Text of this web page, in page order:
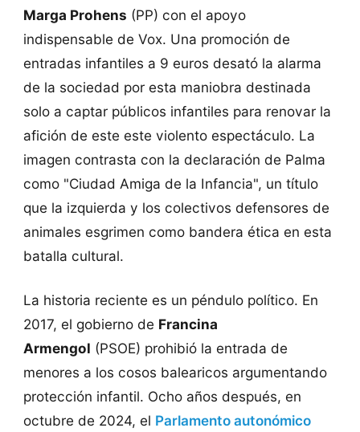
Marga Prohens (PP) con el apoyo
indispensable de Vox. Una promoción de
entradas infantiles a 9 euros desató la alarma
de la sociedad por esta maniobra destinada
solo a captar públicos infantiles para renovar la
afición de este este violento espectáculo. La
imagen contrasta con la declaración de Palma
como "Ciudad Amiga de la Infancia", un título
que la izquierda y los colectivos defensores de
animales esgrimen como bandera ética en esta
batalla cultural.
La historia reciente es un péndulo político. En
2017, el gobierno de Francina
Armengol (PSOE) prohibió la entrada de
menores a los cosos balearicos argumentando
protección infantil. Ocho años después, en
octubre de 2024, el Parlamento autonómico